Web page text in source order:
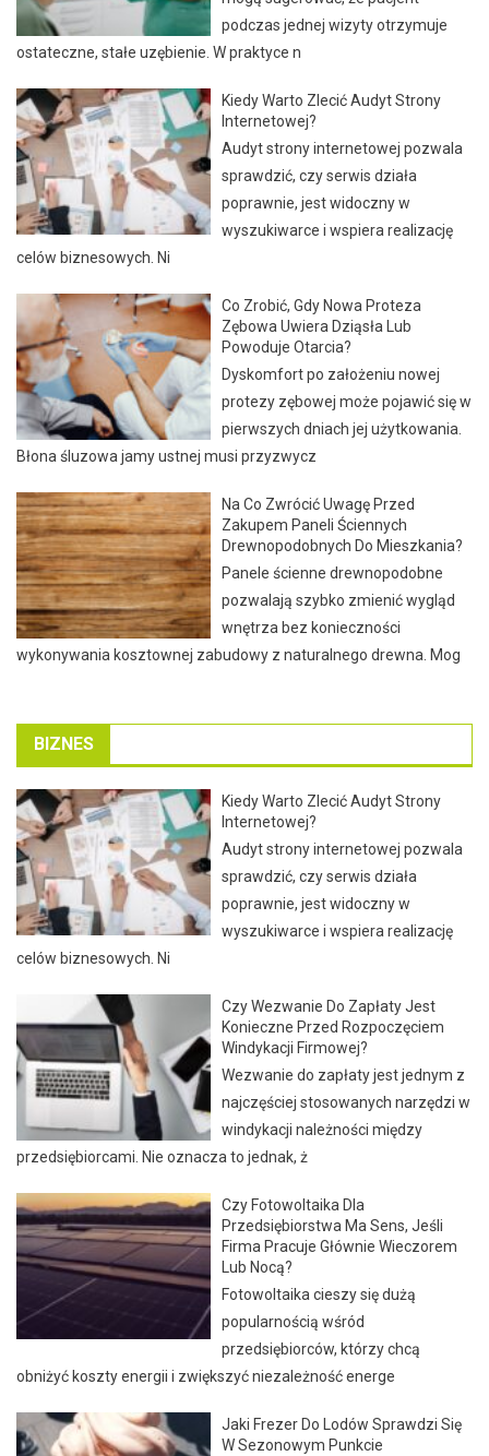
podczas jednej wizyty otrzymuje
ostateczne, stałe uzębienie. W praktyce n
Kiedy Warto Zlecić Audyt Strony
Internetowej?
Audyt strony internetowej pozwala
sprawdzić, czy serwis działa
poprawnie, jest widoczny w
wyszukiwarce i wspiera realizację
celów biznesowych. Ni
Co Zrobić, Gdy Nowa Proteza
Zębowa Uwiera Dziąsła Lub
Powoduje Otarcia?
Dyskomfort po założeniu nowej
protezy zębowej może pojawić się w
pierwszych dniach jej użytkowania.
Błona śluzowa jamy ustnej musi przyzwycz
Na Co Zwrócić Uwagę Przed
Zakupem Paneli Ściennych
Drewnopodobnych Do Mieszkania?
Panele ścienne drewnopodobne
pozwalają szybko zmienić wygląd
wnętrza bez konieczności
wykonywania kosztownej zabudowy z naturalnego drewna. Mog
BIZNES
Kiedy Warto Zlecić Audyt Strony
Internetowej?
Audyt strony internetowej pozwala
sprawdzić, czy serwis działa
poprawnie, jest widoczny w
wyszukiwarce i wspiera realizację
celów biznesowych. Ni
Czy Wezwanie Do Zapłaty Jest
Konieczne Przed Rozpoczęciem
Windykacji Firmowej?
Wezwanie do zapłaty jest jednym z
najczęściej stosowanych narzędzi w
windykacji należności między
przedsiębiorcami. Nie oznacza to jednak, ż
Czy Fotowoltaika Dla
Przedsiębiorstwa Ma Sens, Jeśli
Firma Pracuje Głównie Wieczorem
Lub Nocą?
Fotowoltaika cieszy się dużą
popularnością wśród
przedsiębiorców, którzy chcą
obniżyć koszty energii i zwiększyć niezależność energe
Jaki Frezer Do Lodów Sprawdzi Się
W Sezonowym Punkcie